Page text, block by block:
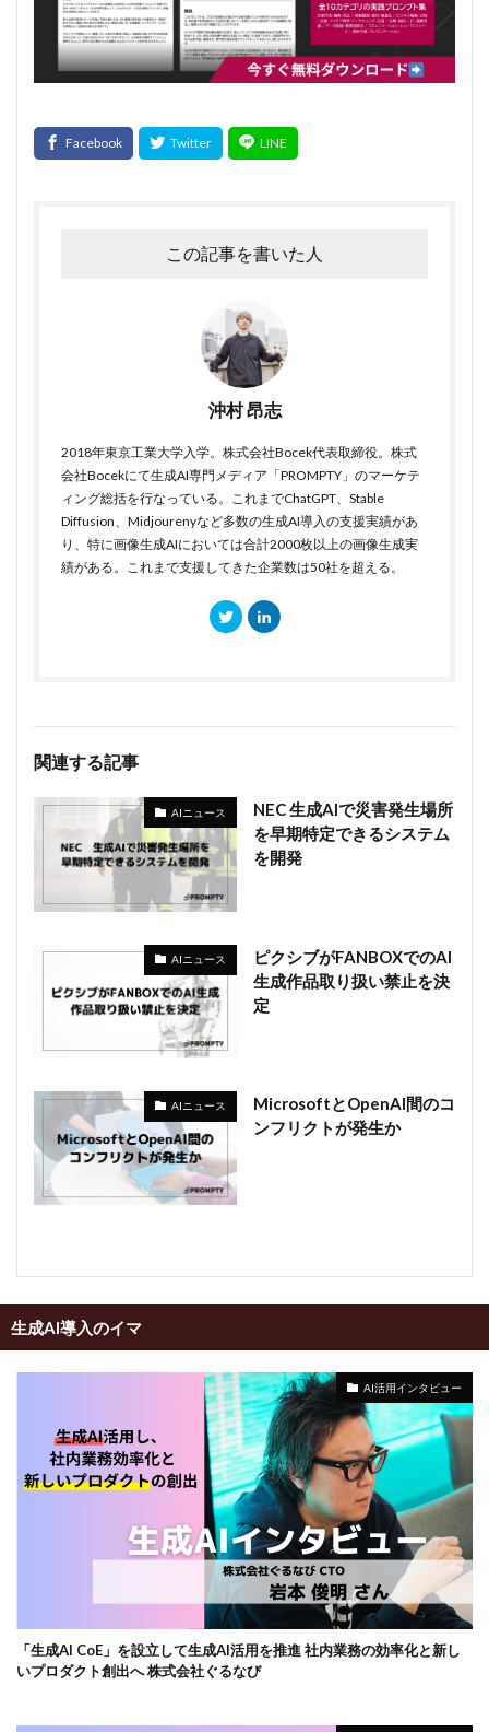
この記事を書いた人
沖村 昂志
2018年東京工業大学入学。株式会社Bocek代表取締役。株式
会社Bocekにて生成AI専門メディア「PROMPTY」のマーケテ
ィング総括を行なっている。これまでChatGPT、Stable
Diffusion、Midjourenyなど多数の生成AI導入の支援実績があ
り、特に画像生成AIにおいては合計2000枚以上の画像生成実
績がある。これまで支援してきた企業数は50社を超える。
関連する記事
AIニュース
NEC 生成AIで災害発生場所
を早期特定できるシステム
を開発
AIニュース
ピクシブがFANBOXでのAI
生成作品取り扱い禁止を決
定
AIニュース
MicrosoftとOpenAI間のコ
ンフリクトが発生か
生成AI導入のイマ
AI活用インタビュー
「生成AI CoE」を設立して生成AI活用を推進 社内業務の効率化と新し
いプロダクト創出へ 株式会社ぐるなび